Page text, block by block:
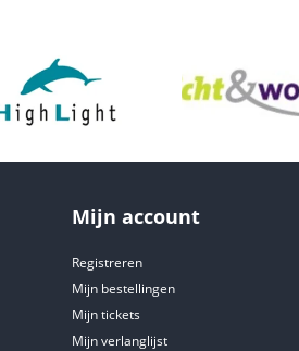
Mijn account
Registreren
Mijn bestellingen
Mijn tickets
Mijn verlanglijst